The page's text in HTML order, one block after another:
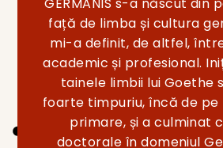
față de limba și cultura
mi-a definit, de altfel,
academic și profesional.
tainele limbii lui Goethe
foarte timpuriu, încă de pe
primare, și a culminat
doctorale în domeniul